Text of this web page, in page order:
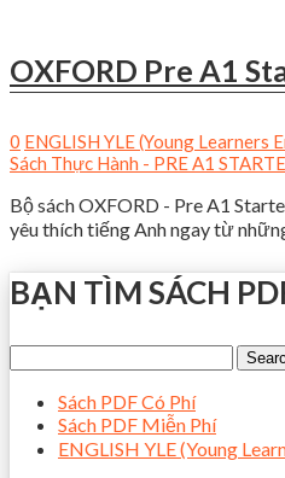
OXFORD Pre A1
0 ENGLISH YLE (Young Learners
Sách Thực Hành - PRE A1
Bộ sách OXFORD - Pre A1
yêu thích tiếng Anh ngay từ
BẠN TÌM SÁCH
Sách PDF Có Phí
Sách PDF Miễn Phí
ENGLISH YLE (Young